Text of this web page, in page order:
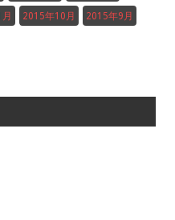
2015年10月 2015年9月